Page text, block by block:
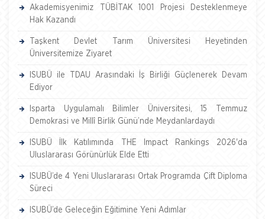
Akademisyenimiz TÜBİTAK 1001 Projesi Desteklenmeye
Hak Kazandı
Taşkent Devlet Tarım Üniversitesi Heyetinden
Üniversitemize Ziyaret
ISUBÜ ile TDAU Arasındaki İş Birliği Güçlenerek Devam
Ediyor
Isparta Uygulamalı Bilimler Üniversitesi, 15 Temmuz
Demokrasi ve Millî Birlik Günü’nde Meydanlardaydı
ISUBÜ İlk Katılımında THE Impact Rankings 2026'da
Uluslararası Görünürlük Elde Etti
ISUBÜ’de 4 Yeni Uluslararası Ortak Programda Çift Diploma
Süreci
ISUBÜ’de Geleceğin Eğitimine Yeni Adımlar